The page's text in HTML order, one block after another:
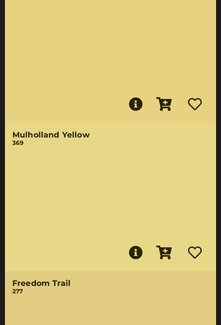
Mulholland Yellow
369
Freedom Trail
277